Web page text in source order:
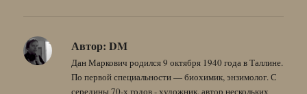
Автор: DM
Дан Маркович родился 9 октября 1940 года в Таллине.
По первой специальности — биохимик, энзимолог. С
середины 70-х годов - художник, автор нескольких